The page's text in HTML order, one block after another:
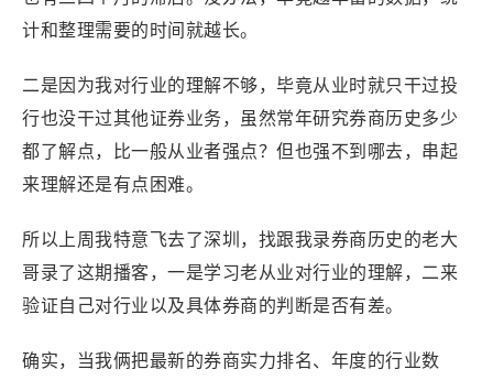
计和整理需要的时间就越长。
二是因为我对行业的理解不够，毕竟从业时就只干过投
行也没干过其他证券业务，虽然常年研究券商历史多少
都了解点，比一般从业者强点？但也强不到哪去，串起
来理解还是有点困难。
所以上周我特意飞去了深圳，找跟我录券商历史的老大
哥录了这期播客，一是学习老从业对行业的理解，二来
验证自己对行业以及具体券商的判断是否有差。
确实，当我俩把最新的券商实力排名、年度的行业数